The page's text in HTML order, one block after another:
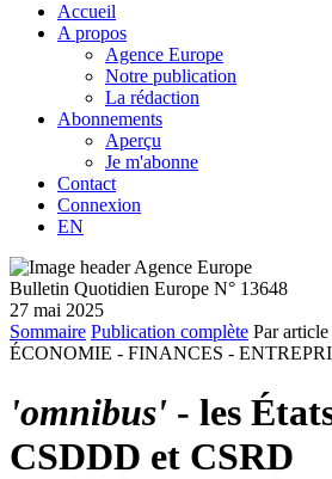
Accueil
A propos
Agence Europe
Notre publication
La rédaction
Abonnements
Aperçu
Je m'abonne
Contact
Connexion
EN
Bulletin Quotidien Europe N° 13648
27 mai 2025
Sommaire Publication complète Par article
ÉCONOMIE - FINANCES -
'omnibus' - les
CSDDD et CSRD